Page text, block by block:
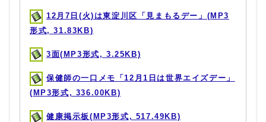
12月7日(火)は東淀川区「見まもるデー」(MP3
形式, 31.83KB)
3面(MP3形式, 3.25KB)
保健師の一口メモ「12月1日は世界エイズデー」
(MP3形式, 336.00KB)
健康掲示板(MP3形式, 517.49KB)